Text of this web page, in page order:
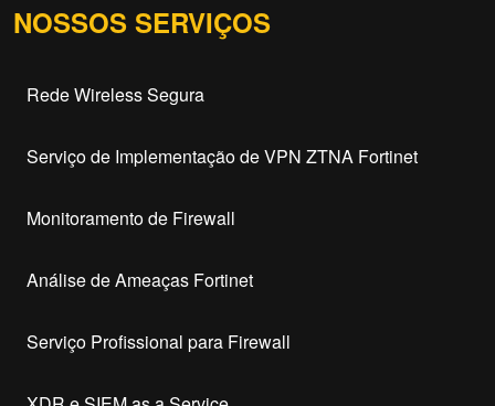
NOSSOS SERVIÇOS
Rede Wireless Segura
Serviço de Implementação de VPN ZTNA Fortinet
Monitoramento de Firewall
Análise de Ameaças Fortinet
Serviço Profissional para Firewall